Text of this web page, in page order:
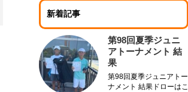
新着記事
第98回夏季ジュニ
アトーナメント 結
果
第98回夏季ジュニアトー
ナメント 結果ドローはこ